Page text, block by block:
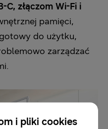
C, złączom Wi-Fi i
pamięci,
do użytku,
zarządzać
i pliki cookies